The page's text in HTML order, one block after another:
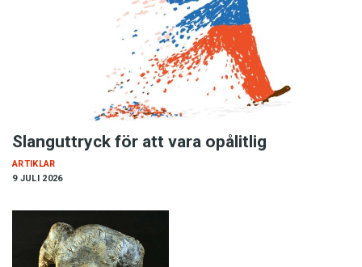
Slanguttryck för att vara opålitlig
9 JULI 2026
ARTIKLAR